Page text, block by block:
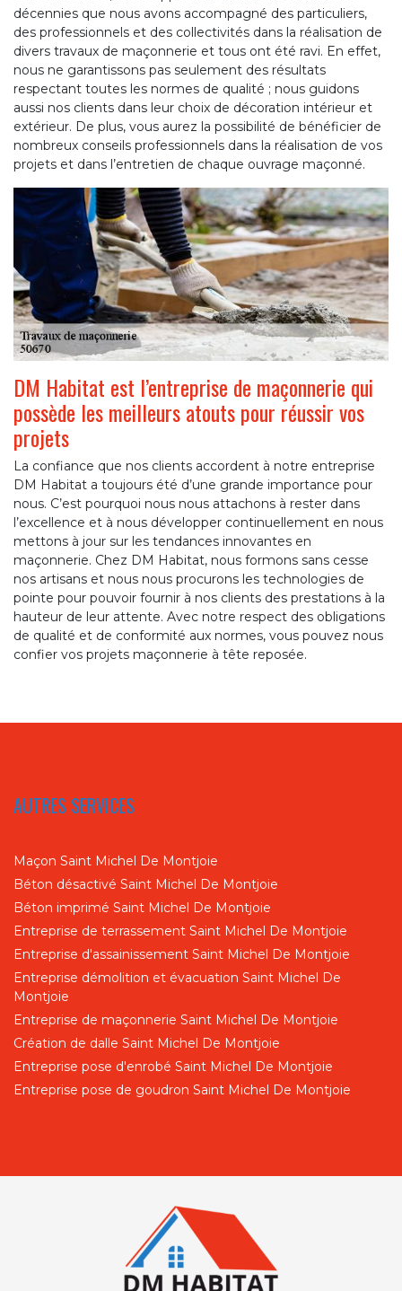
décennies que nous avons accompagné des particuliers,
des professionnels et des collectivités dans la réalisation de
divers travaux de maçonnerie et tous ont été ravi. En effet,
nous ne garantissons pas seulement des résultats
respectant toutes les normes de qualité ; nous guidons
aussi nos clients dans leur choix de décoration intérieur et
extérieur. De plus, vous aurez la possibilité de bénéficier de
nombreux conseils professionnels dans la réalisation de vos
projets et dans l’entretien de chaque ouvrage maçonné.
DM Habitat est l’entreprise de maçonnerie qui
possède les meilleurs atouts pour réussir vos
projets
La confiance que nos clients accordent à notre entreprise
DM Habitat a toujours été d’une grande importance pour
nous. C’est pourquoi nous nous attachons à rester dans
l’excellence et à nous développer continuellement en nous
mettons à jour sur les tendances innovantes en
maçonnerie. Chez DM Habitat, nous formons sans cesse
nos artisans et nous nous procurons les technologies de
pointe pour pouvoir fournir à nos clients des prestations à la
hauteur de leur attente. Avec notre respect des obligations
de qualité et de conformité aux normes, vous pouvez nous
confier vos projets maçonnerie à tête reposée.
AUTRES SERVICES
Maçon Saint Michel De Montjoie
Béton désactivé Saint Michel De Montjoie
Béton imprimé Saint Michel De Montjoie
Entreprise de terrassement Saint Michel De Montjoie
Entreprise d'assainissement Saint Michel De Montjoie
Entreprise démolition et évacuation Saint Michel De
Montjoie
Entreprise de maçonnerie Saint Michel De Montjoie
Création de dalle Saint Michel De Montjoie
Entreprise pose d'enrobé Saint Michel De Montjoie
Entreprise pose de goudron Saint Michel De Montjoie